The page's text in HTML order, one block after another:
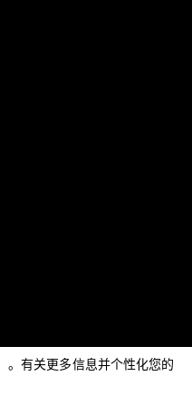
。有关更多信息并个性化您的